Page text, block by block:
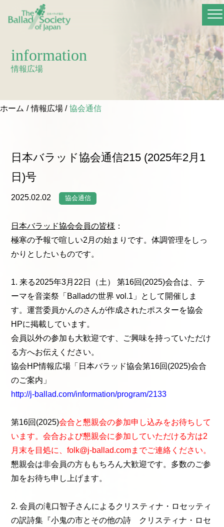
information
情報広場
ホーム 情報広場 協会通信
日本バラッド協会通信215 (2025年2月1
日)号
2025.02.02 協会通信
日本バラッド協会会員の皆様 ：
極寒の予報で喧しい2月の始まりです。体調管理をしっ
かりとしたいものです。
1. 来る2025年3月22日（土） 第16回(2025)会合は、テ
ーマを音楽祭「Balladの世界 vol.1」として開催しま
す。運営委員かんのさんが作成されたポスターを協会
HPに掲載しています。
会員以外の参加も大歓迎です、ご興味を持っていただけ
る方へお伝えください。
協会HP情報広場「日本バラッド協会第16回(2025)会合
のご案内」
http://j-ballad.com/information/program/2133
第16回(2025)会合と懇親会の参加申し込みをお待ちして
います。会合および懇親会に参加していただける方は2
月末を目処に、folk@j-ballad.comまでご連絡ください。
懇親会は非会員の方ももちろん大歓迎です。多数のご参
加をお待ち申し上げます。
2. 会員の滝口智子さんによるクリスティナ・ロセッティ
の訳詩集『小鬼の市とその他の詩 クリスティナ・ロセ